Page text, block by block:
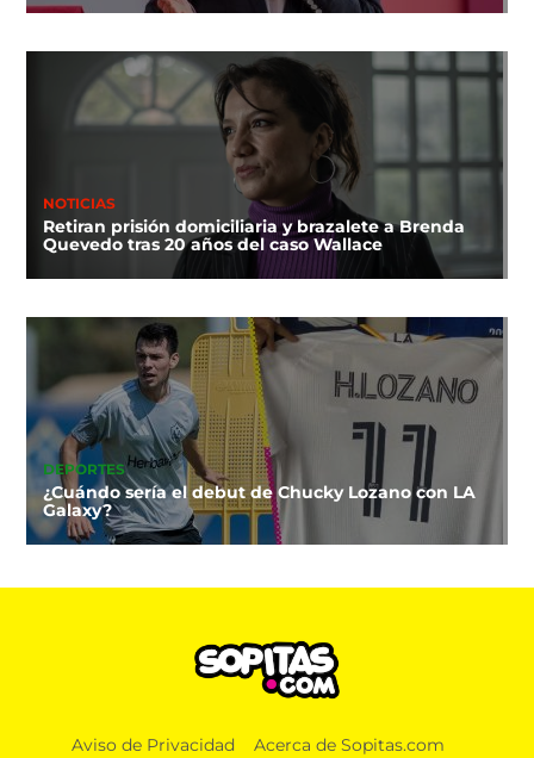
NOTICIAS
Retiran prisión domiciliaria y brazalete a Brenda
Quevedo tras 20 años del caso Wallace
DEPORTES
¿Cuándo sería el debut de Chucky Lozano con LA
Galaxy?
Aviso de Privacidad Acerca de Sopitas.com